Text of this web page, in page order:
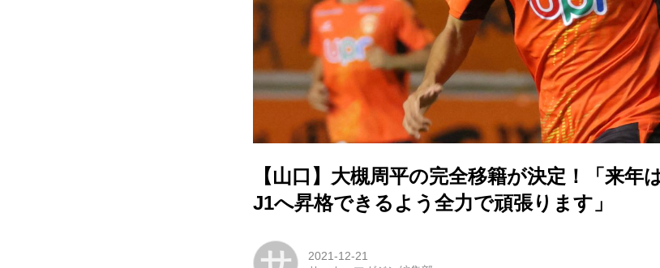
【山口】大槻周平の完全移籍が決定！「来年
J1へ昇格できるよう全力で頑張ります」
2021-12-21